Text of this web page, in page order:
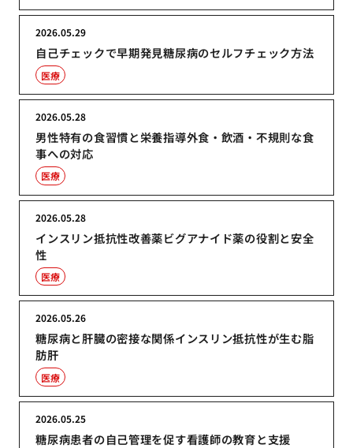
自己チェックで早期発見糖尿病のセルフチェック方法
2026.05.29
医療
男性特有の食習慣と栄養指導外食・飲酒・不規則な食
事への対応
2026.05.28
医療
インスリン抵抗性改善薬ビグアナイド薬の役割と安全
性
2026.05.28
医療
糖尿病と肝臓の密接な関係インスリン抵抗性が生む脂
肪肝
2026.05.26
医療
糖尿病患者の自己管理を促す看護師の教育と支援
2026.05.25